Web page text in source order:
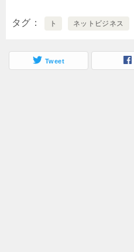
タグ ト ネットビジネス
Tweet